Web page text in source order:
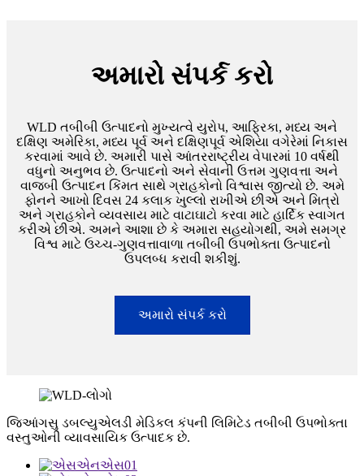
અમારો સંપર્ક કરો
WLD તબીબી ઉત્પાદનો મુખ્યત્વે યુરોપ, આફ્રિકા, મધ્ય અને
દક્ષિણ અમેરિકા, મધ્ય પૂર્વ અને દક્ષિણપૂર્વ એશિયા વગેરેમાં નિકાસ
કરવામાં આવે છે. અમારી પાસે આંતરરાષ્ટ્રીય વેપારમાં 10 વર્ષથી
વધુનો અનુભવ છે. ઉત્પાદનો અને સેવાની ઉત્તમ ગુણવત્તા અને
વાજબી ઉત્પાદન કિંમત સાથે ગ્રાહકોનો વિશ્વાસ જીત્યો છે. અમે
ફોનને આખો દિવસ 24 કલાક ખુલ્લો રાખીએ છીએ અને મિત્રો
અને ગ્રાહકોને વ્યવસાય માટે વાટાઘાટો કરવા માટે હાર્દિક સ્વાગત
કરીએ છીએ. અમને આશા છે કે અમારા સહયોગથી, અમે સમગ્ર
વિશ્વ માટે ઉચ્ચ-ગુણવત્તાવાળા તબીબી ઉપભોક્તા ઉત્પાદનો
ઉપલબ્ધ કરાવી શકીશું.
અમારો સંપર્ક કરો
જિઆંગસુ ડબલ્યુએલડી મેડિકલ કંપની લિમિટેડ તબીબી ઉપભોક્તા
વસ્તુઓની વ્યાવસાયિક ઉત્પાદક છે.